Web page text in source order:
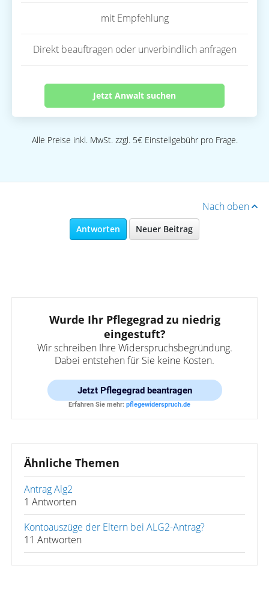
mit Empfehlung
Direkt beauftragen oder unverbindlich anfragen
Jetzt Anwalt suchen
Alle Preise inkl. MwSt. zzgl. 5€ Einstellgebühr pro Frage.
Nach oben
Antworten Neuer Beitrag
Wurde Ihr Pflegegrad zu niedrig
eingestuft?
Wir schreiben Ihre Widerspruchsbegründung.
Dabei entstehen für Sie keine Kosten.
Jetzt Pflegegrad beantragen
Erfahren Sie mehr: pflegewiderspruch.de
Ähnliche Themen
Antrag Alg2
1 Antworten
Kontoauszüge der Eltern bei ALG2-Antrag?
11 Antworten